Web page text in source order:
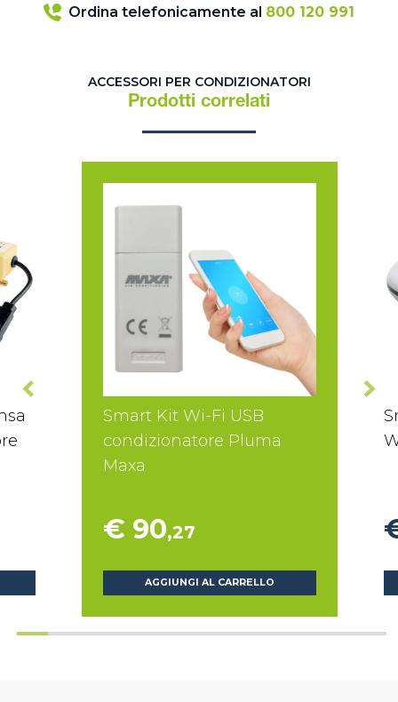
Ordina telefonicamente al 800 120 991
ACCESSORI PER CONDIZIONATORI
Prodotti correlati
Smart Kit Wi-Fi USB
condizionatore Pluma
Maxa
€ 90,27
AGGIUNGI AL CARRELLO